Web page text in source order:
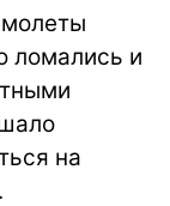
ломались и
на